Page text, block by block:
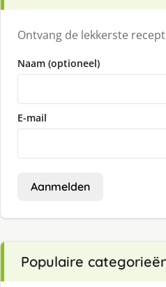
Ontvang de lekkerste
Naam (optioneel)
E-mail
Aanmelden
Populaire